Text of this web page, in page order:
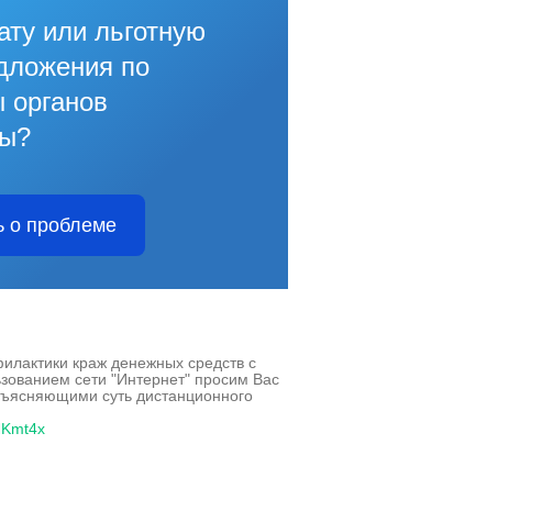
или льготную
по
о проблеме
краж денежных средств с
сети "Интернет" просим Вас
суть дистанционного